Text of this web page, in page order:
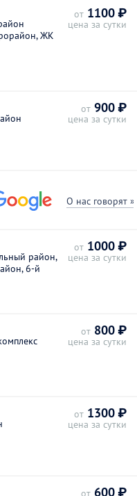
ЖК
от 1100 ₽
цена за сутки
от 900 ₽
цена за сутки
О нас говорят »
район,
6-й
от 1000 ₽
цена за сутки
от 800 ₽
цена за сутки
от 1300 ₽
цена за сутки
от 600 ₽